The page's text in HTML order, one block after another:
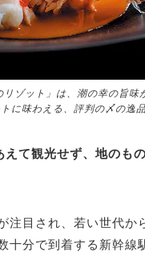
リゾット」は、潮の幸の旨味
に味わえる、評判の〆の逸品
えて観光せず、地のも
注目され、若い世代か
十分で到着する新幹線